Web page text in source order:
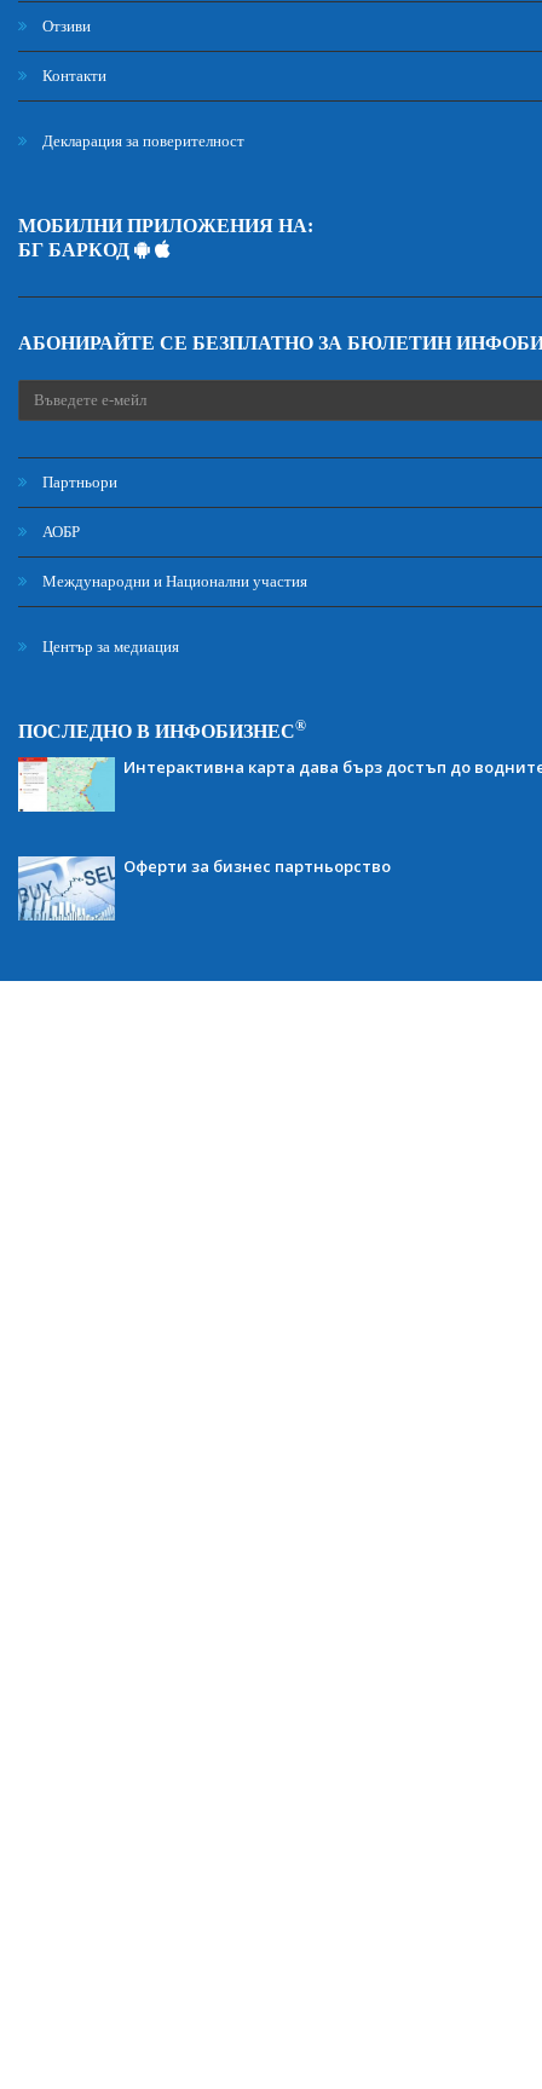
Отзиви
Контакти
Декларация за поверителност
МОБИЛНИ ПРИЛОЖЕНИЯ НА:
БГ БАРКОД
АБОНИРАЙТЕ СЕ БЕЗПЛАТНО ЗА БЮЛЕТИН
Партньори
АОБР
Международни и Национални участия
Център за медиация
ПОСЛЕДНО В ИНФОБИЗНЕС®
Интерактивна карта дава бърз достъп до
Оферти за бизнес партньорство